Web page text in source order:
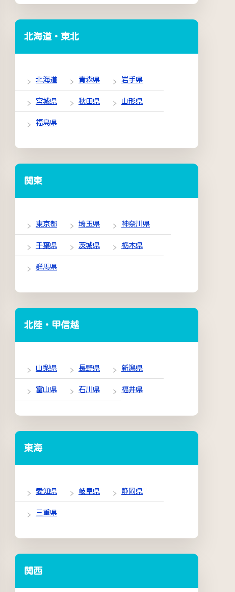
北海道・東北
北海道 青森県 岩手県
宮城県 秋田県 山形県
福島県
関東
東京都 埼玉県 神奈川県
千葉県 茨城県 栃木県
群馬県
北陸・甲信越
山梨県 長野県 新潟県
富山県 石川県 福井県
東海
愛知県 岐阜県 静岡県
三重県
関西